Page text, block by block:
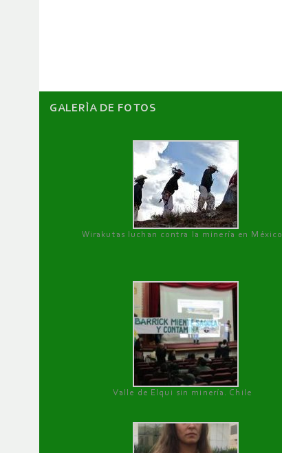
GALERÌA DE FOTOS
Wirakutas luchan contra la minería en México
Valle de Elqui sin minería. Chile